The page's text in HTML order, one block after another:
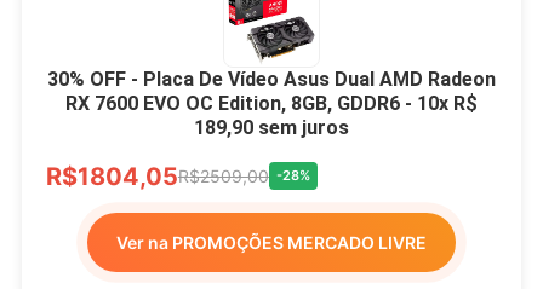
30% OFF - Placa De Vídeo Asus Dual AMD Radeon
RX 7600 EVO OC Edition, 8GB, GDDR6 - 10x R$
189,90 sem juros
R$1804,05R$2509,00 -28%
Ver na PROMOÇÕES MERCADO LIVRE